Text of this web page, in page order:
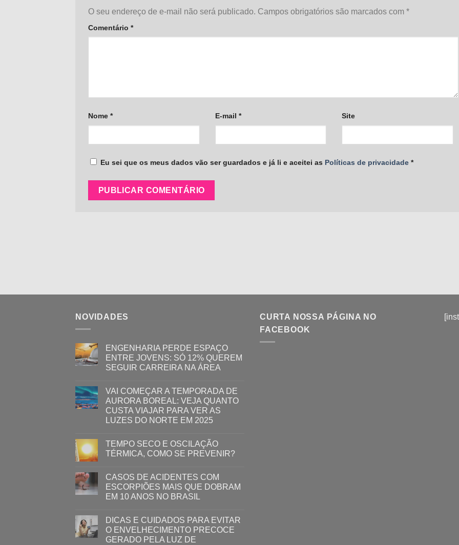
O seu endereço de e-mail não será publicado. Campos obrigatórios são marcados com *
Comentário *
Nome * E-mail * Site
Eu sei que os meus dados vão ser guardados e já li e aceitei as Políticas de privacidade *
NOVIDADES
ENGENHARIA PERDE ESPAÇO
ENTRE JOVENS: SÓ 12% QUEREM
SEGUIR CARREIRA NA ÁREA
VAI COMEÇAR A TEMPORADA DE
AURORA BOREAL: VEJA QUANTO
CUSTA VIAJAR PARA VER AS
LUZES DO NORTE EM 2025
TEMPO SECO E OSCILAÇÃO
TÉRMICA, COMO SE PREVENIR?
CASOS DE ACIDENTES COM
ESCORPIÕES MAIS QUE DOBRAM
EM 10 ANOS NO BRASIL
DICAS E CUIDADOS PARA EVITAR
O ENVELHECIMENTO PRECOCE
GERADO PELA LUZ ​DE
CURTA NOSSA PÁGINA NO
FACEBOOK